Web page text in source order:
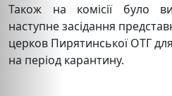
Також на комісії було
наступне засідання
церков Пирятинської ОТГ
на період карантину.